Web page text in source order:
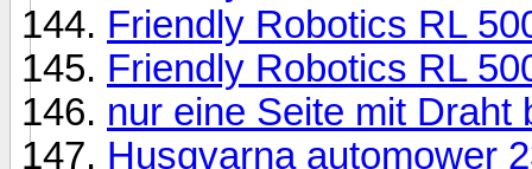
Friendly Robotics RL
Friendly Robotics RL
nur eine Seite mit Draht
Husqvarna automower